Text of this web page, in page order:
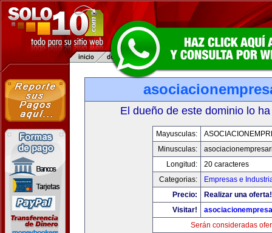
El dueño de este dominio lo
Mayusculas:
Minusculas:
Longitud:
20 caracteres
Categorias:
Empresas e
Precio:
Realizar una oferta!
Visitar!
Serán consideradas